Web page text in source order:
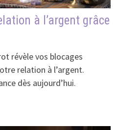
à l’argent grâce
révèle vos blocages
relation à l’argent.
dès aujourd’hui.